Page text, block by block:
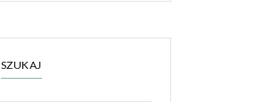
SZUKAJ